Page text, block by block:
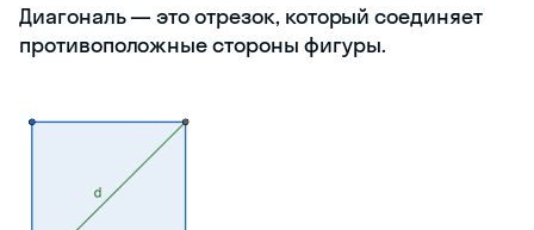
Диагональ — это отрезок, который соединяет
противоположные стороны фигуры.